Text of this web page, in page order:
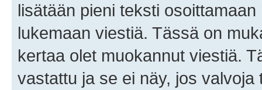
lisätään pieni teksti
lukemaan viestiä. Tässä on
kertaa olet muokannut viestiä.
vastattu ja se ei näy, jos